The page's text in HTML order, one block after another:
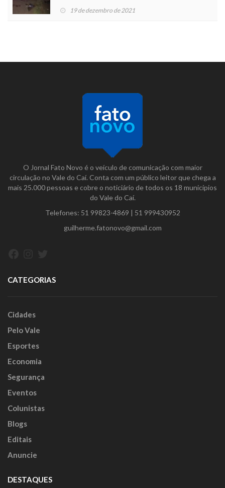
19 de dezembro de 2021
O Jornal Fato Novo é o veículo de comunicação com maior
circulação no Vale do Caí. Conta com um público leitor que chega a
mais 25.000 pessoas e cobre o noticiário de todos os 18 municípios
do Vale do Caí.
Telefones: 51 99823-4869 | 51 999430952
guilherme.fatonovo@gmail.com
CATEGORIAS
Cidades
Pelo Vale
Esportes
Economia
Segurança
Eventos
Colunistas
Blogs
Editais
Anuncie
DESTAQUES